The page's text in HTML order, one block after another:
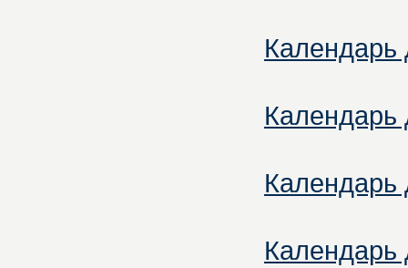
Календарь
Календарь
Календарь
Календарь